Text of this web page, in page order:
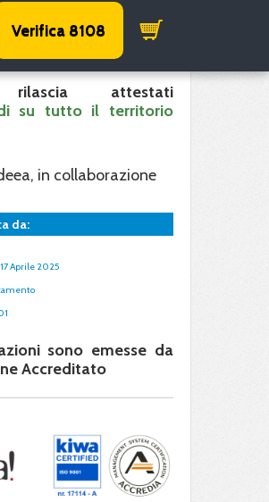
Verifica 8108
rilascia attestati
su tutto il territorio
in collaborazione
da:
Aprile 2025
sono emesse da
Accreditato